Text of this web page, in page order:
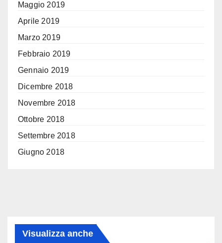
Maggio 2019
Aprile 2019
Marzo 2019
Febbraio 2019
Gennaio 2019
Dicembre 2018
Novembre 2018
Ottobre 2018
Settembre 2018
Giugno 2018
Visualizza anche